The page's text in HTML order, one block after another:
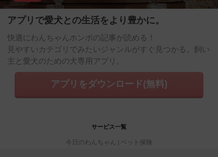
アプリで愛犬との生活をより豊かに。
快適にわんちゃんホンポの記事が読める！
見やすいカテゴリでみたいジャンルがすぐ見つかる。飼い
主と愛犬のための犬専用アプリ。
アプリをダウンロード(無料)
サービス一覧
今日のわんちゃん ペット保険